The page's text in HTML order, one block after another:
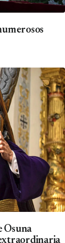
Osuna